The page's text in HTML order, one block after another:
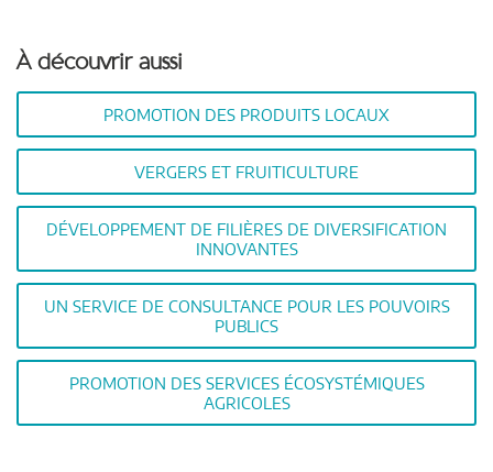
À découvrir aussi
PROMOTION DES PRODUITS LOCAUX
VERGERS ET FRUITICULTURE
DÉVELOPPEMENT DE FILIÈRES DE DIVERSIFICATION
INNOVANTES
UN SERVICE DE CONSULTANCE POUR LES POUVOIRS
PUBLICS
PROMOTION DES SERVICES ÉCOSYSTÉMIQUES
AGRICOLES